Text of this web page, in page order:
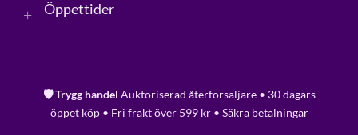
Öppettider
🛡️ Trygg handel Auktoriserad återförsäljare • 30 dagars
öppet köp • Fri frakt över 599 kr • Säkra betalningar